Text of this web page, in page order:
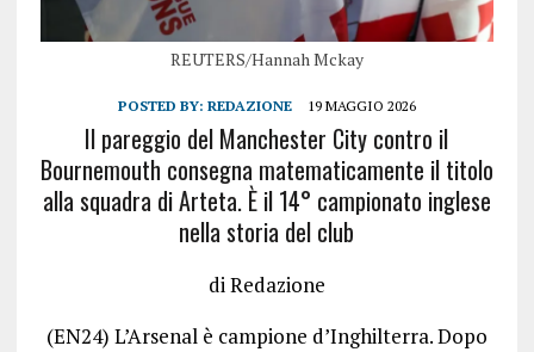
REUTERS/Hannah Mckay
POSTED BY: REDAZIONE 19 MAGGIO 2026
Il pareggio del Manchester City contro il
Bournemouth consegna matematicamente il titolo
alla squadra di Arteta. È il 14° campionato inglese
nella storia del club
di Redazione
(EN24) L’Arsenal è campione d’Inghilterra. Dopo